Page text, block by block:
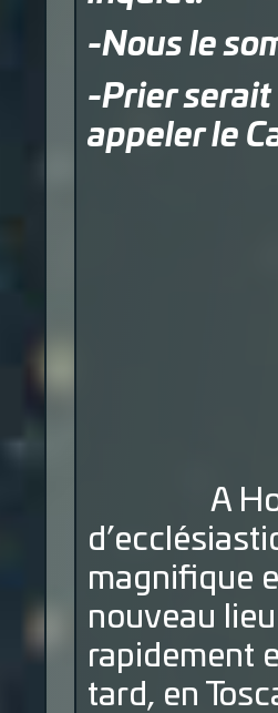
-Nous le
-Prier serait
appeler le
A
magnifique
nouveau
rapidement
tard, en